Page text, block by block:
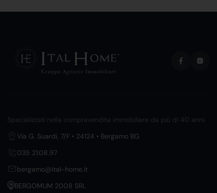
Specializzati nella compravendita immobiliare da più di 40 anni.
Via G. Suardi, 7/F • 24124 • Bergamo BG
035 21.08.97
bergamo@ital-home.it
BERGOMUM 2008 SRL